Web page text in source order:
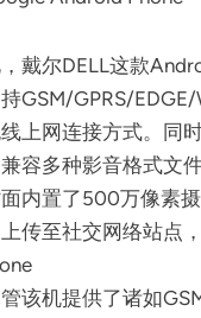
戴尔DELL这款
GSM/GPRS/
上网连接方式。同
容多种影音格式文
内置了500万像素
传至社交网络站点
该机提供了诸如